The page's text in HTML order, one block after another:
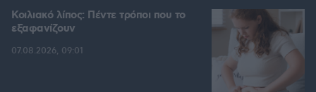
Κοιλιακό λίπος: Πέντε τρόποι που το
εξαφανίζουν
07.08.2026, 09:01